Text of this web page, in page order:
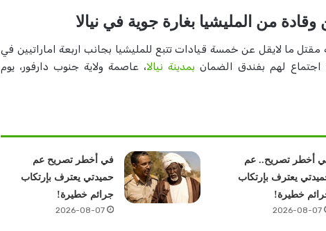
وقادة من المليشيا بغارة جوية في نيالا
ما لايقل عن خمسة قيادات تتبع للمليشيا بجانب اربعة اماراتيين في
لهم بفندق الضمان بمدينة نيالا، عاصمة ولاية جنوب دارفور، يوم
أخطر تصريح.. عم
يعترف بإرتكاب
خطيرة!
2026-08-07
في أخطر تصريح عم
حميدتي يعترف بإرتكاب
جرائم خطيرة!
2026-08-07